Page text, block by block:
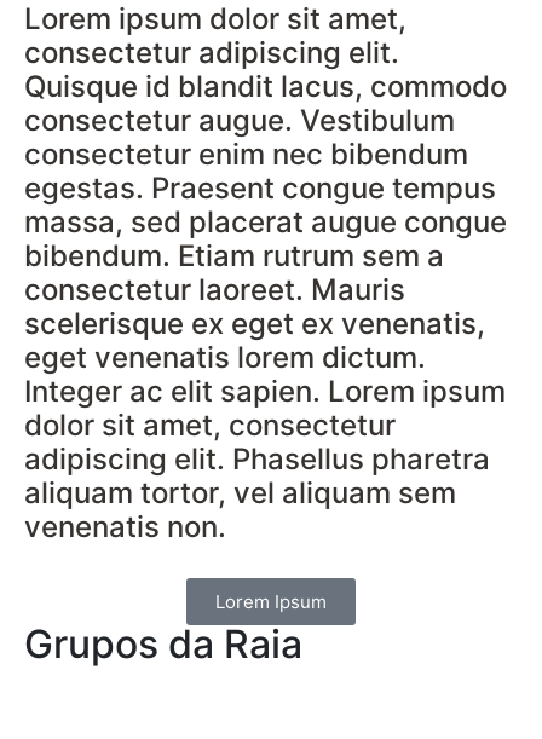
Lorem ipsum dolor sit amet,
consectetur adipiscing elit.
Quisque id blandit lacus, commodo
consectetur augue. Vestibulum
consectetur enim nec bibendum
egestas. Praesent congue tempus
massa, sed placerat augue congue
bibendum. Etiam rutrum sem a
consectetur laoreet. Mauris
scelerisque ex eget ex venenatis,
eget venenatis lorem dictum.
Integer ac elit sapien. Lorem ipsum
dolor sit amet, consectetur
adipiscing elit. Phasellus pharetra
aliquam tortor, vel aliquam sem
venenatis non.
Lorem Ipsum
Grupos da Raia